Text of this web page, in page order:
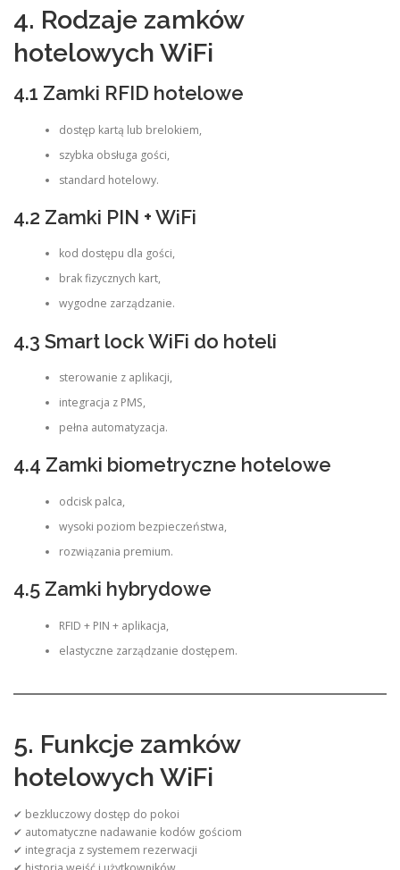
4. Rodzaje zamków
hotelowych WiFi
4.1 Zamki RFID hotelowe
dostęp kartą lub brelokiem,
szybka obsługa gości,
standard hotelowy.
4.2 Zamki PIN + WiFi
kod dostępu dla gości,
brak fizycznych kart,
wygodne zarządzanie.
4.3 Smart lock WiFi do hoteli
sterowanie z aplikacji,
integracja z PMS,
pełna automatyzacja.
4.4 Zamki biometryczne hotelowe
odcisk palca,
wysoki poziom bezpieczeństwa,
rozwiązania premium.
4.5 Zamki hybrydowe
RFID + PIN + aplikacja,
elastyczne zarządzanie dostępem.
5. Funkcje zamków
hotelowych WiFi
✔ bezkluczowy dostęp do pokoi
✔ automatyczne nadawanie kodów gościom
✔ integracja z systemem rezerwacji